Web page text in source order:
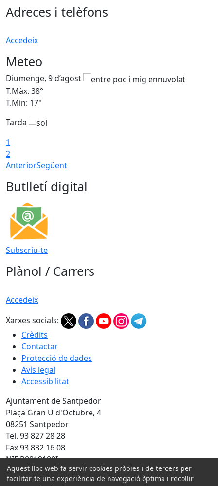
Adreces i telèfons
Accedeix
Meteo
Diumenge, 9 d’agost
T.Màx: 38°
T.Min: 17°
Tarda
1
2
AnteriorSegüent
Butlletí digital
Subscriu-te
Plànol / Carrers
Accedeix
Xarxes socials:
Crèdits
Contactar
Protecció de dades
Avís legal
Accessibilitat
Ajuntament de Santpedor
Plaça Gran U d'Octubre, 4
08251 Santpedor
Tel. 93 827 28 28
Fax 93 832 16 08
NIF P0819100I
Amb la col·laboració de:
Aquest lloc web fa servir cookies pròpies i de tercers per
facilitar-te una experiència de navegació òptima i recollir